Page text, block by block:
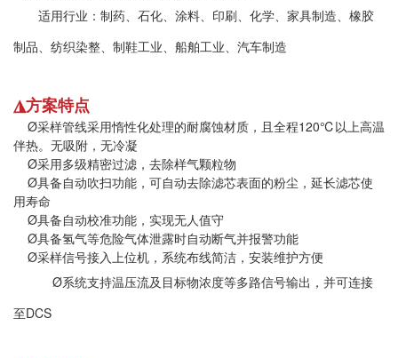
适用行业：制药、石化、涂料、印刷、化学、家具制造、橡胶
制品、纺织染整、制鞋工业、船舶工业、汽车制造
◮方案特点
Ø采样管线采用惰性化处理的耐腐蚀材质，且全程120℃以上高温
伴热。无吸附，无冷凝
Ø采用多级精密过滤，去除样气颗粒物
Ø具备自动吹扫功能，可自动去除滤芯表面的粉尘，延长滤芯使
用寿命
Ø具备自动校准功能，实现无人值守
Ø具备氢气等危险气体泄露时自动断气并报警功能
Ø采样信号接入上位机，系统布线简洁，安装维护方便
Ø系统支持温压流及目标物浓度等多路信号输出，并可连接
至DCS